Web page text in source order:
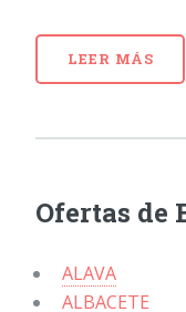
LEER MÁS
Ofertas de
ALAVA
ALBACETE